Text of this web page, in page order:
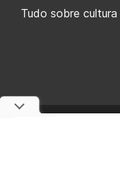
Tudo sobre